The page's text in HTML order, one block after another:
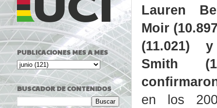
Lauren
Moir
(11.021)
Smith
en los
PUBLICACIONES MES A MES
BUSCADOR DE CONTENIDOS